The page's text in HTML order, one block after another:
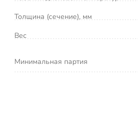
Толщина (сечение), мм
Вес
Минимальная партия